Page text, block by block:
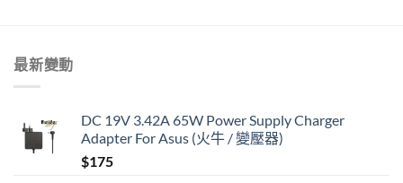
最新變動
DC 19V 3.42A 65W Power Supply Charger
Adapter For Asus (火牛 / 變壓器)
$175